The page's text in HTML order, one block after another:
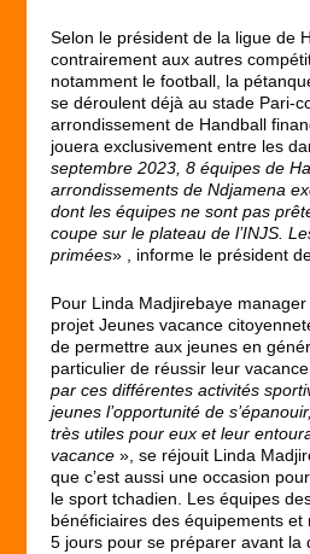
Selon le président de la ligue de
contrairement aux autres
notamment le football, la
se déroulent déjà au stade Pari-
arrondissement de Handball
jouera exclusivement entre les
septembre 2023, 8 équipes de
arrondissements de Ndjamena
dont les équipes ne sont pas
coupe sur le plateau de l’INJS.
primées» , informe le président
Pour Linda Madjirebaye
projet Jeunes vacance
de permettre aux jeunes en
particulier de réussir leur
par ces différentes activités
jeunes l’opportunité de
très utiles pour eux et leur
vacance », se réjouit Linda
que c’est aussi une occasion
le sport tchadien. Les équipes
bénéficiaires des équipements
5 jours pour se préparer avant la